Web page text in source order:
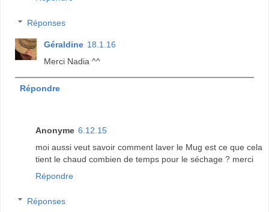
Réponses
Géraldine 18.1.16
Merci Nadia ^^
Répondre
Anonyme 6.12.15
moi aussi veut savoir comment laver le Mug est ce que cela
tient le chaud combien de temps pour le séchage ? merci
Répondre
Réponses